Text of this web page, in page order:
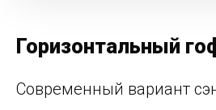
Горизонтальный
Современный вариант